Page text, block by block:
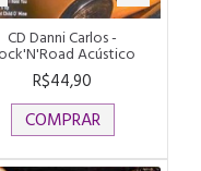
CD Danni Carlos -
Acústico
R$44,90
COMPRAR